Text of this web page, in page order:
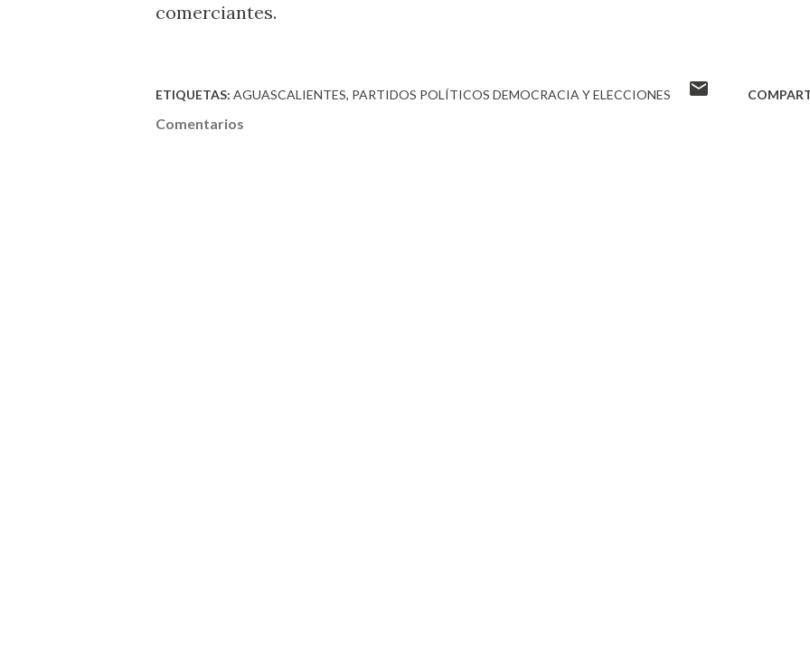
comerciantes.
ETIQUETAS: AGUASCALIENTES PARTIDOS POLÍTICOS DEMOCRACIA Y ELECCIONES
Comentarios